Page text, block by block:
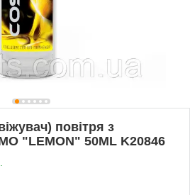
повітря з
"LEMON" 50ML K20846